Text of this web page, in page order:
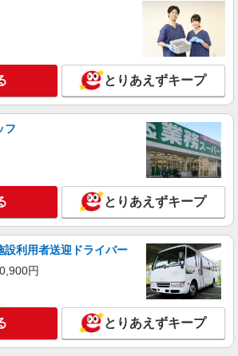
の革靴の販売・接客スタッフ
月給214,500円〜215,500円 ※経験・能力に
※試用期間（3〜6ヶ月※勤務内容による）は
1,250円
東京都中央区八重洲2-1 八重洲地下街外堀地下
通り
詳細を見る
レル販売スタッフ
［パート］時給1,230〜1,300円 ※経験・能力
より優遇します。
日本橋高島屋S.C. 新館：東京都中央区日本橋
1
詳細を見る
とりあえずキープ
フ
とりあえずキープ
設利用者送迎ドライバー
円
とりあえずキープ